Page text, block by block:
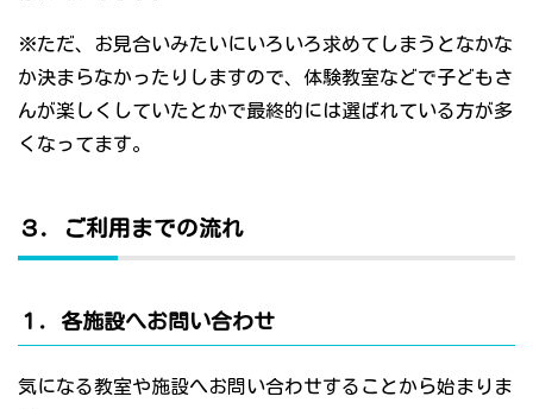
※ただ、お見合いみたいにいろいろ求めてしまうとなかな
か決まらなかったりしますので、体験教室などで子どもさ
んが楽しくしていたとかで最終的には選ばれている方が多
くなってます。
３．ご利用までの流れ
１．各施設へお問い合わせ
気になる教室や施設へお問い合わせすることから始まりま